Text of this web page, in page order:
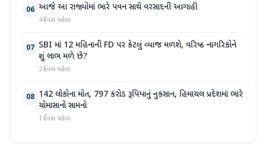
06 આજે આ રાજ્યોમાં ભારે પવન સાથે વરસાદની આગાહી
4 દિવસ પહેલા
07 SBI માં 12 મહિનાની FD પર કેટલું વ્યાજ મળશે, વરિષ્ઠ નાગરિકોને
શું લાભ મળે છે?
2 દિવસ પહેલા
08 142 લોકોના મોત, 797 કરોડ રૂપિયાનું નુકસાન, હિમાચલ પ્રદેશમાં ભારે
ચોમાસાનો સામનો
1 દિવસ પહેલા